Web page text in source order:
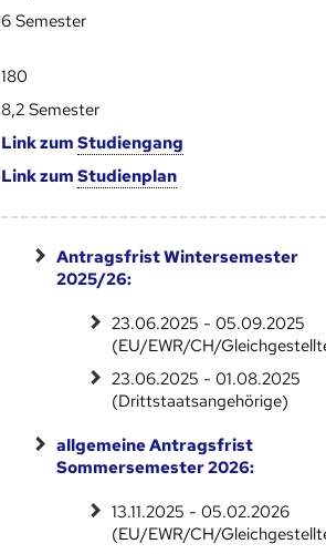
6 Semester
180
8,2 Semester
Link zumStudien­gang
Link zumStudien­plan
Antragsfrist Wintersemester
2025/26:
23.06.2025 - 05.09.2025
(EU/EWR/CH/
23.06.2025 - 01.08.2025
(Drittstaatsangehörige)
allgemeine Antragsfrist
Sommersemester 2026:
13.11.2025 - 05.02.2026
(EU/EWR/CH/